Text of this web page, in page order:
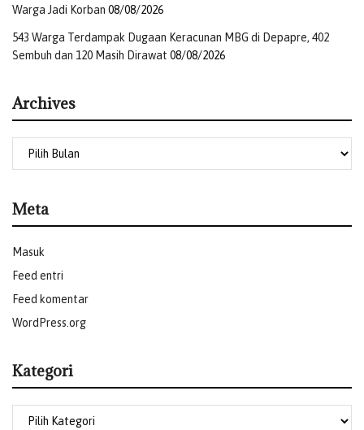
Warga Jadi Korban 08/08/2026
543 Warga Terdampak Dugaan Keracunan MBG di Depapre, 402
Sembuh dan 120 Masih Dirawat 08/08/2026
Archives
Meta
Masuk
Feed entri
Feed komentar
WordPress.org
Kategori